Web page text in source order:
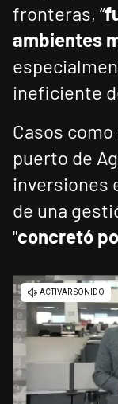
fronteras, “
ambientes
ineficiente
Casos
puerto de
inversiones
de una
"concretó